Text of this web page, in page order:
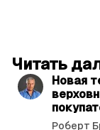
Читать
Новая
Роберт